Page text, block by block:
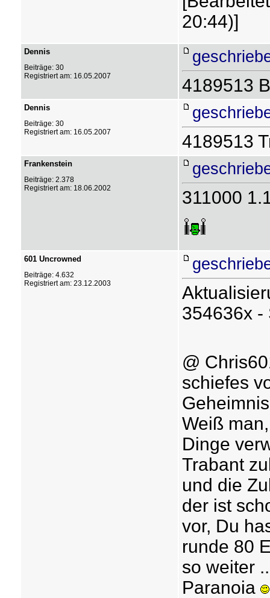
20:44)]
Dennis
Beiträge: 30
Registriert am: 16.05.2007
4189513
Dennis
Beiträge: 30
Registriert am: 16.05.2007
4189513
Frankenstein
Beiträge: 2.378
Registriert am: 18.06.2002
311000
601 Uncrowned
Beiträge: 4.632
Registriert am: 23.12.2003
354636x -
@
schiefes
Weiß
Dinge
Trabant
und die
der ist
vor, Du
runde 80
so weiter
Paranoia